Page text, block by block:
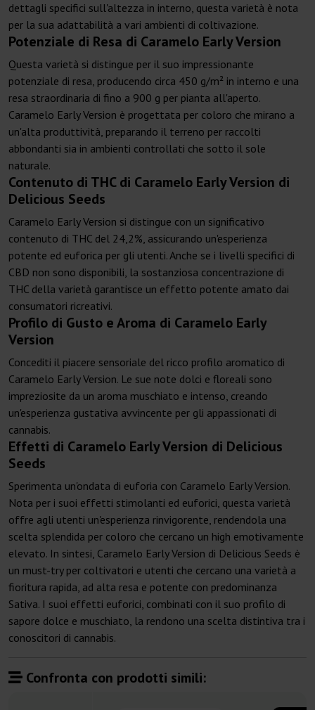
dettagli specifici sull'altezza in interno, questa varietà è nota
per la sua adattabilità a vari ambienti di coltivazione.
Potenziale di Resa di Caramelo Early Version
Questa varietà si distingue per il suo impressionante
potenziale di resa, producendo circa 450 g/m² in interno e una
resa straordinaria di fino a 900 g per pianta all'aperto.
Caramelo Early Version è progettata per coloro che mirano a
un'alta produttività, preparando il terreno per raccolti
abbondanti sia in ambienti controllati che sotto il sole
naturale.
Contenuto di THC di Caramelo Early Version di
Delicious Seeds
Caramelo Early Version si distingue con un significativo
contenuto di THC del 24,2%, assicurando un'esperienza
potente ed euforica per gli utenti. Anche se i livelli specifici di
CBD non sono disponibili, la sostanziosa concentrazione di
THC della varietà garantisce un effetto potente amato dai
consumatori ricreativi.
Profilo di Gusto e Aroma di Caramelo Early
Version
Concediti il piacere sensoriale del ricco profilo aromatico di
Caramelo Early Version. Le sue note dolci e floreali sono
impreziosite da un aroma muschiato e intenso, creando
un'esperienza gustativa avvincente per gli appassionati di
cannabis.
Effetti di Caramelo Early Version di Delicious
Seeds
Sperimenta un'ondata di euforia con Caramelo Early Version.
Nota per i suoi effetti stimolanti ed euforici, questa varietà
offre agli utenti un'esperienza rinvigorente, rendendola una
scelta splendida per coloro che cercano un high emotivamente
elevato. In sintesi, Caramelo Early Version di Delicious Seeds è
un must-try per coltivatori e utenti che cercano una varietà a
fioritura rapida, ad alta resa e potente con predominanza
Sativa. I suoi effetti euforici, combinati con il suo profilo di
sapore dolce e muschiato, la rendono una scelta distintiva tra i
conoscitori di cannabis.
Confronta con prodotti simili: